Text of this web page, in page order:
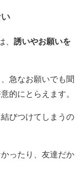
、 誘いやお願いを
急なお願いでも聞
的にとらえます。
びつけてしまうの
ったり、友達だか